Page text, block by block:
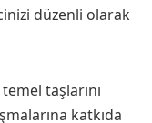
düzenli olarak
taşlarını
katkıda